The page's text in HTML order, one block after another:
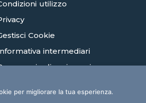
utilizzo
Cookie
intermediari
di assicurazione
Albi E Ordini
per migliorare la tua esperienza.